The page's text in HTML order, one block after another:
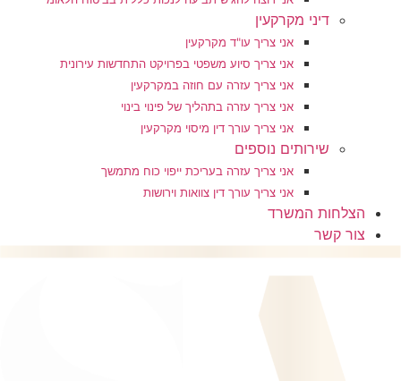
דיני מקרקעין
אני צריך עו"ד מקרקעין
אני צריך סיוע משפטי בפרויקט התחדשות עירונית
אני צריך עזרה עם חוזה במקרקעין
אני צריך עזרה בתהליך של פינוי בינוי
אני צריך עורך דין מיסוי מקרקעין
שירותים נוספים
אני צריך עזרה בעריכת ייפוי כוח מתמשך
אני צריך עורך דין צוואות וירושות
הצלחות המשרד
צור קשר